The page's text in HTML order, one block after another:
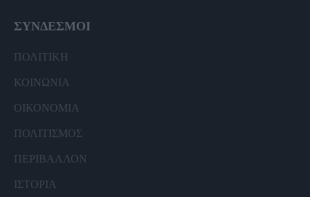
ΣΥΝΔΕΣΜΟΙ
ΠΟΛΙΤΙΚΗ
ΚΟΙΝΩΝΙΑ
ΟΙΚΟΝΟΜΙΑ
ΠΟΛΙΤΙΣΜΟΣ
ΠΕΡΙΒΑΛΛΟΝ
ΙΣΤΟΡΙΑ